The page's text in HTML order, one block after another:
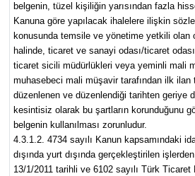
belgenin, tüzel kişiliğin yarısından fazla
Kanuna göre yapılacak ihalelere ilişkin
konusunda temsile ve yönetime yetkili olan
halinde, ticaret ve sanayi odası/ticaret
ticaret sicili müdürlükleri veya yeminli mali
muhasebeci mali müşavir tarafından ilk ilan
düzenlenen ve düzenlendiği tarihten geriye
kesintisiz olarak bu şartların korunduğunu
belgenin kullanılması zorunludur.
4.3.1.2. 4734 sayılı Kanun kapsamındaki
dışında yurt dışında gerçekleştirilen
13/1/2011 tarihli ve 6102 sayılı Türk Ticaret